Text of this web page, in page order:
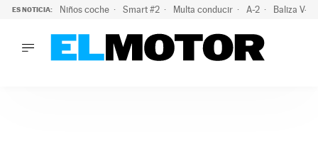
ES NOTICIA: Niños coche Smart #2 Multa conducir A-2 Baliza V-